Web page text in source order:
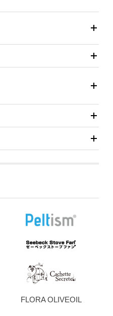
FLORA OLIVEOIL